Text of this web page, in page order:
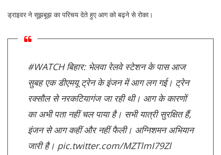
ड्राइवर ने सूझबूझ का परिचय देते हुए आग को बढ़ने से रोका।
#WATCHबिहार: भेलवा रेलवे स्टेशन के पास आज
सुबह एक डीएमयू ट्रेन के इंजन में आग लग गई। ट्रेन
रक्सौल से नरकटियागंज जा रही थी। आग के कारणों
का अभी पता नहीं चल पाया है। सभी यात्री सुरक्षित हैं,
इंजन से आग कहीं और नहीं फैली। अग्निशमन अभियान
जारी है। pic.twitter.com/MZTlmI79Zl